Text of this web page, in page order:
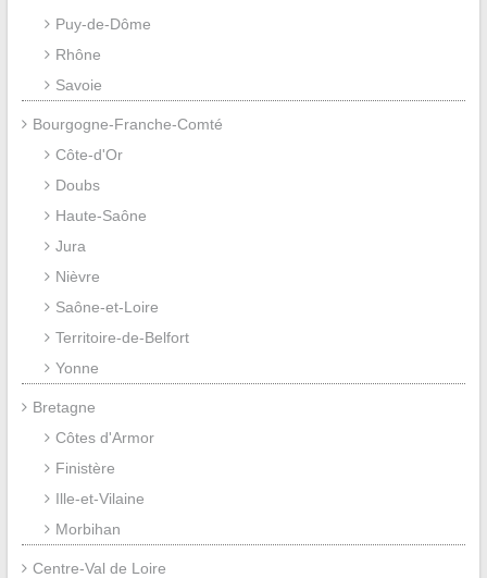
Puy-de-Dôme
Rhône
Savoie
Bourgogne-Franche-Comté
Côte-d'Or
Doubs
Haute-Saône
Jura
Nièvre
Saône-et-Loire
Territoire-de-Belfort
Yonne
Bretagne
Côtes d'Armor
Finistère
Ille-et-Vilaine
Morbihan
Centre-Val de Loire